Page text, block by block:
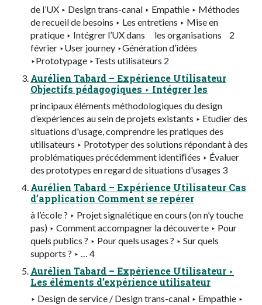
de l’UX ‣ Design trans-canal ‣ Empathie ‣ Méthodes
de recueil de besoins ‣ Les entretiens ‣ Mise en
pratique ‣ Intégrer l’UX dans les organisations 2
février ‣User journey ‣Génération d’idées
‣Prototypage ‣Tests utilisateurs 2
Aurélien Tabard – Expérience Utilisateur
Objectifs pédagogiques ‣ Intégrer les
principaux éléments méthodologiques du design
d’expériences au sein de projets existants ‣ Etudier des
situations d'usage, comprendre les pratiques des
utilisateurs ‣ Prototyper des solutions répondant à des
problématiques précédemment identiﬁées ‣ Évaluer
des prototypes en regard de situations d'usages 3
Aurélien Tabard – Expérience Utilisateur Cas
d’application Comment se repérer
à l’école ? ‣ Projet signalétique en cours (on n’y touche
pas) ‣ Comment accompagner la découverte ‣ Pour
quels publics ? ‣ Pour quels usages ? ‣ Sur quels
supports ? ‣ … 4
Aurélien Tabard – Expérience Utilisateur ‣
Les éléments d’expérience utilisateur
‣ Design de service / Design trans-canal ‣ Empathie ‣